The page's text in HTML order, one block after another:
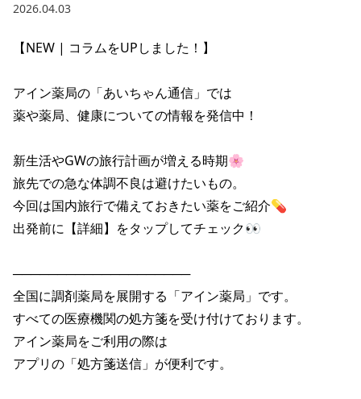
2026.04.03
【NEW | コラムをUPしました！】
アイン薬局の「あいちゃん通信」では
薬や薬局、健康についての情報を発信中！
新生活やGWの旅行計画が増える時期🌸
旅先での急な体調不良は避けたいもの。
今回は国内旅行で備えておきたい薬をご紹介💊
出発前に【詳細】をタップしてチェック👀
────────────────────
全国に調剤薬局を展開する「アイン薬局」です。
すべての医療機関の処方箋を受け付けております。
アイン薬局をご利用の際は
アプリの「処方箋送信」が便利です。